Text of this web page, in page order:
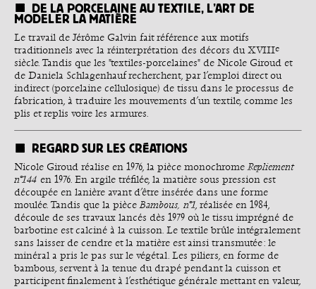
DE LA PORCELAINE AU TEXTILE, L’ART DE
MODELER LA MATIÈRE
Le travail de Jérôme Galvin fait référence aux motifs
traditionnels avec la réinterprétation des décors du XVIIIe
siècle. Tandis que les "textiles-porcelaines" de Nicole Giroud et
de Daniela Schlagenhauf recherchent, par l’emploi direct ou
indirect (porcelaine cellulosique) de tissu dans le processus de
fabrication, à traduire les mouvements d’un textile, comme les
plis et replis voire les armures.
REGARD SUR LES CRÉATIONS
Nicole Giroud réalise en 1976, la pièce monochromeRepliement
n°144 en 1976. En argile tréfilée, la matière sous pression est
découpée en lanière avant d’être insérée dans une forme
moulée. Tandis que la pièceBambous, n°1, réalisée en 1984,
découle de ses travaux lancés dès 1979 où le tissu imprégné de
barbotine est calciné à la cuisson. Le textile brûle intégralement
sans laisser de cendre et la matière est ainsi transmutée : le
minéral a pris le pas sur le végétal. Les piliers, en forme de
bambous, servent à la tenue du drapé pendant la cuisson et
participent finalement à l’esthétique générale mettant en valeur,